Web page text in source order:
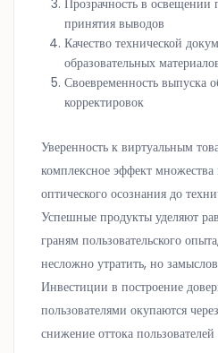
Прозрачность в освещении
принятия выводов
Качество технической
образовательных
Своевременность выпуска
корректировок
Уверенность к виртуальным
комплексное эффект множества
оптического осознания до
Успешные продукты уделяют
граням пользовательского
несложно утратить, но
Инвестиции в построение
пользователями окупаются
снижение оттока